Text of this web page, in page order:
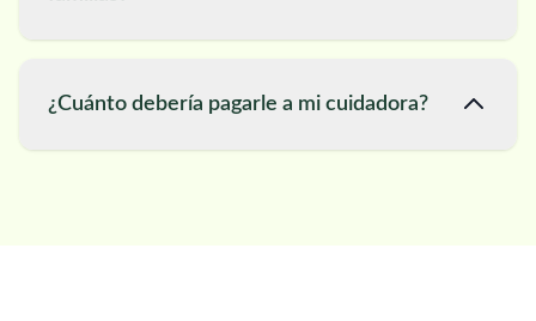
¿Cuánto debería pagarle a mi cuidadora?